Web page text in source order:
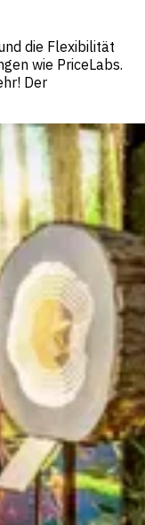
die Flexibilität
wie PriceLabs.
Der